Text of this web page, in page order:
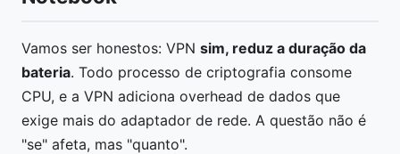
Vamos ser honestos: VPN sim, reduz a duração da
bateria. Todo processo de criptografia consome
CPU, e a VPN adiciona overhead de dados que
exige mais do adaptador de rede. A questão não é
"se" afeta, mas "quanto".